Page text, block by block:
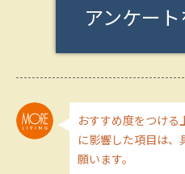
アンケー
おすすめ度をつける
に影響した項目は、
願います。